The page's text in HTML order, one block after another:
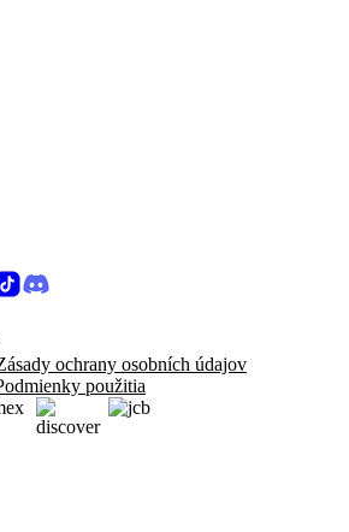
ochrany osobních údajov
použitia